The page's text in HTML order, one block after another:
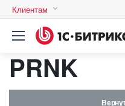
Клиентам
PRNK